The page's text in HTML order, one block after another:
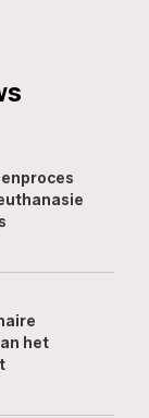
het